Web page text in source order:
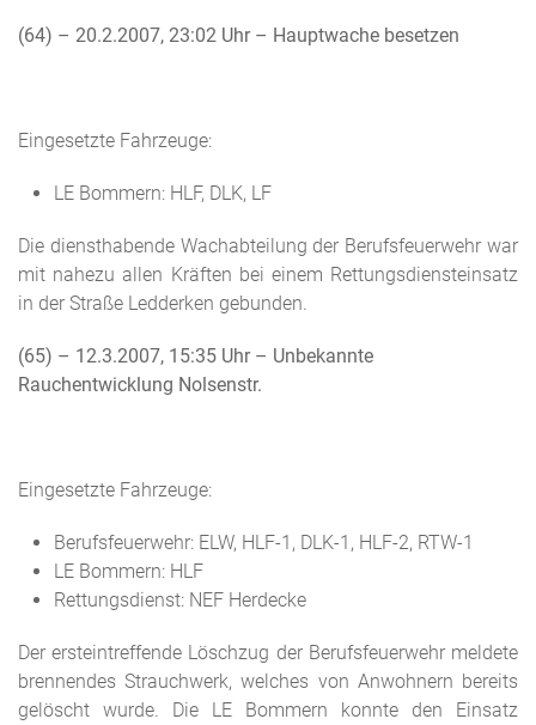
(64) – 20.2.2007, 23:02 Uhr – Hauptwache besetzen
Eingesetzte Fahrzeuge:
LE Bommern: HLF, DLK, LF
Die diensthabende Wachabteilung der Berufsfeuerwehr war
mit nahezu allen Kräften bei einem Rettungsdiensteinsatz
in der Straße Ledderken gebunden.
(65) – 12.3.2007, 15:35 Uhr – Unbekannte
Rauchentwicklung Nolsenstr.
Eingesetzte Fahrzeuge:
Berufsfeuerwehr: ELW, HLF-1, DLK-1, HLF-2, RTW-1
LE Bommern: HLF
Rettungsdienst: NEF Herdecke
Der ersteintreffende Löschzug der Berufsfeuerwehr meldete
brennendes Strauchwerk, welches von Anwohnern bereits
gelöscht wurde. Die LE Bommern konnte den Einsatz